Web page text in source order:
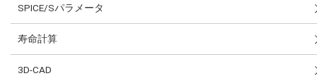
SPICE/Sパラメータ
寿命計算
3D-CAD